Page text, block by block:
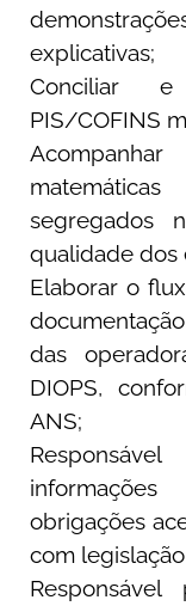
explicativas;
Conciliar
PIS/COFINS
segregados
qualidade dos
Elaborar o
das
DIOPS,
ANS;
obrigações
com